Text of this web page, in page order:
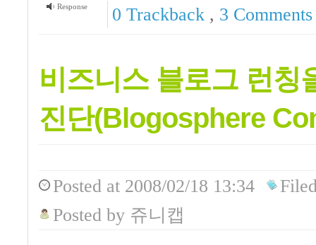
Response
0 Trackback , 3 Comments
비즈니스 블로그 런칭
진단(Blogosphere
Posted at 2008/02/18 13:34
Posted by 쥬니캡